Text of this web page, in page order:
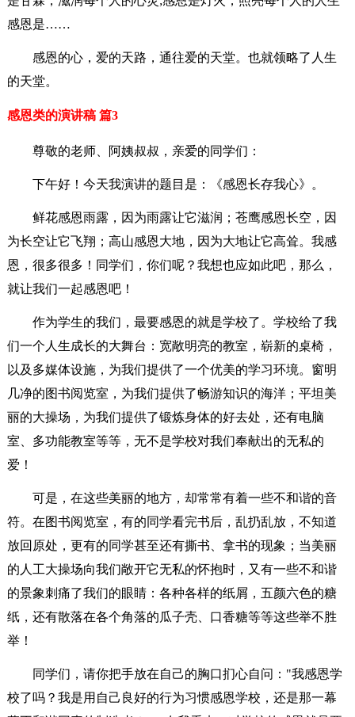
感恩是……
感恩的心，爱的天路，通往爱的天堂。也就领略了人生
的天堂。
感恩类的演讲稿 篇3
尊敬的老师、阿姨叔叔，亲爱的同学们：
下午好！今天我演讲的题目是：《感恩长存我心》。
鲜花感恩雨露，因为雨露让它滋润；苍鹰感恩长空，因
为长空让它飞翔；高山感恩大地，因为大地让它高耸。我感
恩，很多很多！同学们，你们呢？我想也应如此吧，那么，
就让我们一起感恩吧！
作为学生的我们，最要感恩的就是学校了。学校给了我
们一个人生成长的大舞台：宽敞明亮的教室，崭新的桌椅，
以及多媒体设施，为我们提供了一个优美的学习环境。窗明
几净的图书阅览室，为我们提供了畅游知识的海洋；平坦美
丽的大操场，为我们提供了锻炼身体的好去处，还有电脑
室、多功能教室等等，无不是学校对我们奉献出的无私的
爱！
可是，在这些美丽的地方，却常常有着一些不和谐的音
符。在图书阅览室，有的同学看完书后，乱扔乱放，不知道
放回原处，更有的同学甚至还有撕书、拿书的现象；当美丽
的人工大操场向我们敞开它无私的怀抱时，又有一些不和谐
的景象刺痛了我们的眼睛：各种各样的纸屑，五颜六色的糖
纸，还有散落在各个角落的瓜子壳、口香糖等等这些举不胜
举！
同学们，请你把手放在自己的胸口扪心自问："我感恩学
校了吗？我是用自己良好的行为习惯感恩学校，还是那一幕